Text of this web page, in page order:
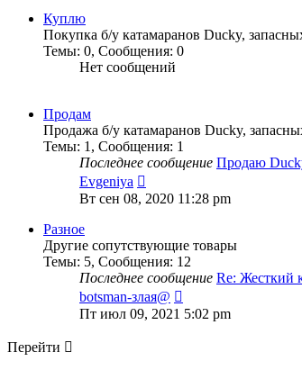
Куплю
Покупка б/у катамаранов Ducky,
Темы: 0, Сообщения: 0
Нет сообщений
Продам
Продажа б/у катамаранов Ducky,
Темы: 1, Сообщения: 1
Последнее сообщение Продаю
Evgeniya
к
последнему
Вт сен 08, 2020 11:28 pm
Разное
Другие сопутствующие товары
Темы: 5, Сообщения: 12
Последнее сообщение Re: Жесткий
botsman-злая@
к
последнему
Пт июл 09, 2021 5:02 pm
Перейти